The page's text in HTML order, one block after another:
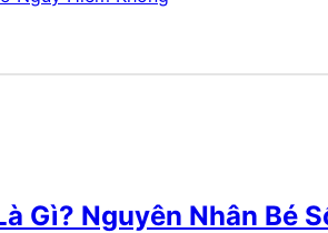
Gì? Nguyên Nhân Bé